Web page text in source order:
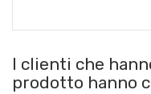
I clienti che
prodotto hanno